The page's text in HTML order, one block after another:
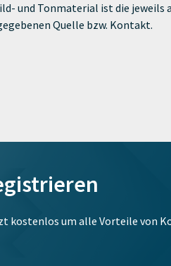
und Tonmaterial ist die jeweils
Quelle bzw. Kontakt.
kostenlos um alle Vorteile von